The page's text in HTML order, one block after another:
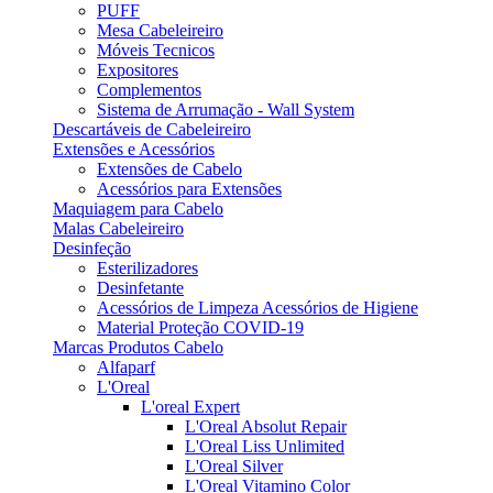
PUFF
Mesa Cabeleireiro
Móveis Tecnicos
Expositores
Complementos
Sistema de Arrumação - Wall System
Descartáveis de Cabeleireiro
Extensões e Acessórios
Extensões de Cabelo
Acessórios para Extensões
Maquiagem para Cabelo
Malas Cabeleireiro
Desinfeção
Esterilizadores
Desinfetante
Acessórios de Limpeza Acessórios de Higiene
Material Proteção COVID-19
Marcas Produtos Cabelo
Alfaparf
L'Oreal
L'oreal Expert
L'Oreal Absolut Repair
L'Oreal Liss Unlimited
L'Oreal Silver
L'Oreal Vitamino Color